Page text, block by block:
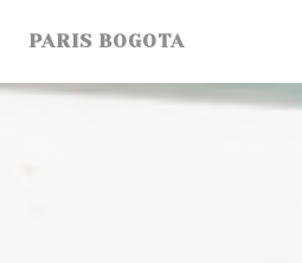
PARIS BOGOTA